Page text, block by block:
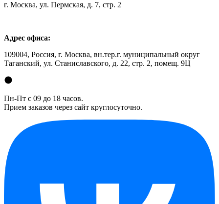
г. Москва, ул. Пермская, д. 7, стр. 2
Адрес офиса:
109004, Россия, г. Москва, вн.тер.г. муниципальный округ
Таганский, ул. Станиславского, д. 22, стр. 2, помещ. 9Ц
Пн-Пт с 09 до 18 часов.
Прием заказов через сайт круглосуточно.